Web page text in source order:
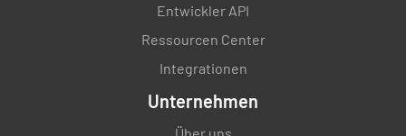
Entwickler API
Ressourcen Center
Integrationen
Unternehmen
Über uns